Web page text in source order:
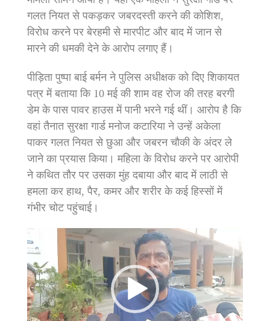
गलत नियत से पकड़कर जबरदस्ती करने की कोशिश,
विरोध करने पर बेरहमी से मारपीट और बाद में जान से
मारने की धमकी देने के आरोप लगाए हैं।
पीड़िता पुष्पा बाई बर्मन ने पुलिस अधीक्षक को दिए शिकायत
पत्र में बताया कि 10 मई की शाम वह रोज की तरह बरगी
डेम के पास पावर हाउस में पानी भरने गई थीं। आरोप है कि
वहां तैनात सुरक्षा गार्ड मनोज कटारिया ने उन्हें अकेला
पाकर गलत नियत से छुआ और जबरन चौकी के अंदर ले
जाने का प्रयास किया। महिला के विरोध करने पर आरोपी
ने कथित तौर पर उसका मुंह दबाया और बाद में लाठी से
हमला कर हाथ, पैर, कमर और शरीर के कई हिस्सों में
गंभीर चोट पहुंचाई।
Video
Player